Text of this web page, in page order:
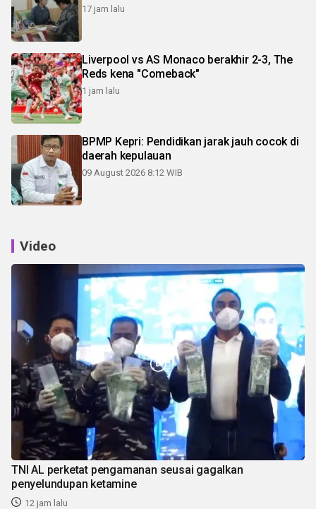
17 jam lalu
Liverpool vs AS Monaco berakhir 2-3, The
Reds kena "Comeback"
1 jam lalu
BPMP Kepri: Pendidikan jarak jauh cocok di
daerah kepulauan
09 August 2026 8:12 WIB
Video
TNI AL perketat pengamanan seusai gagalkan
penyelundupan ketamine
12 jam lalu